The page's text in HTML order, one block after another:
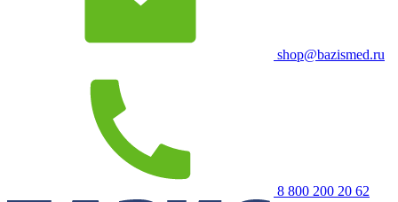
shop@bazismed.ru
8 800 200 20 62